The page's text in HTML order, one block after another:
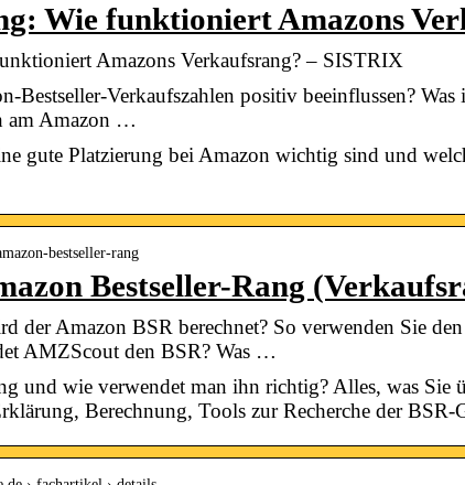
Wie funktioniert Amazons
Amazons Verkaufsrang? – SISTRIX
Bestseller-Verkaufszahlen positiv beeinflussen?
am Amazon …
gute Platzierung bei Amazon wichtig sind und
bestseller-rang
Bestseller-Rang
Amazon BSR berechnet? So verwenden Sie
AMZScout den BSR? Was …
und wie verwendet man ihn richtig? Alles, was Sie
Berechnung, Tools zur Recherche der BSR-